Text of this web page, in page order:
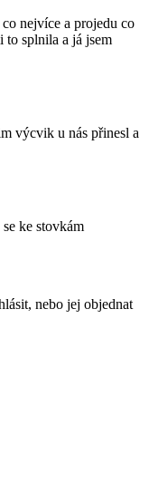
nejvíce a projedu co
splnila a já jsem
výcvik u nás přinesl a
ke stovkám
nebo jej objednat